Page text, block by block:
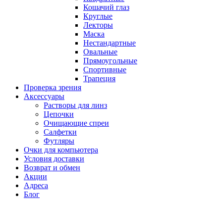
Кошачий глаз
Круглые
Лекторы
Маска
Нестандартные
Овальные
Прямоугольные
Спортивные
Трапеция
Проверка зрения
Аксессуары
Растворы для линз
Цепочки
Очищающие спреи
Салфетки
Футляры
Очки для компьютера
Условия доставки
Возврат и обмен
Акции
Адреса
Блог